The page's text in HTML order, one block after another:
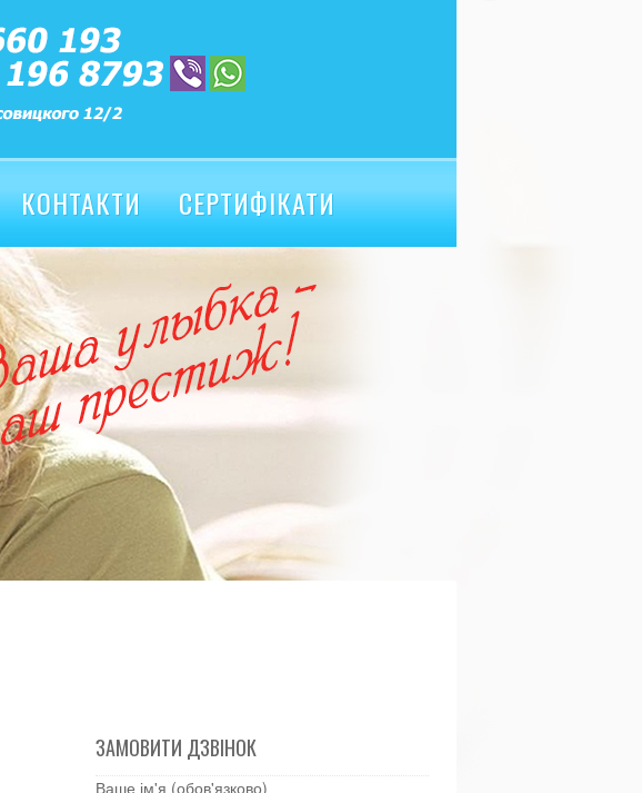
КОНТАКТИ
СЕРТИФІКАТИ
ЗАМОВИТИ ДЗВІНОК
Ваше ім'я (обов'язково)